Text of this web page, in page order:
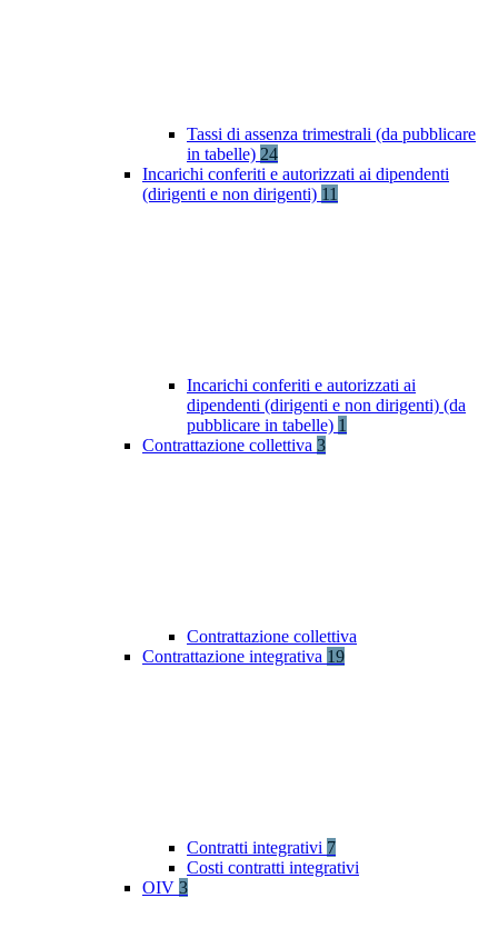
Tassi di assenza trimestrali (da pubblicare
in tabelle) 24
Incarichi conferiti e autorizzati ai dipendenti
(dirigenti e non dirigenti) 11
Incarichi conferiti e autorizzati ai
dipendenti (dirigenti e non dirigenti) (da
pubblicare in tabelle) 1
Contrattazione collettiva 3
Contrattazione collettiva
Contrattazione integrativa 19
Contratti integrativi 7
Costi contratti integrativi
OIV 3